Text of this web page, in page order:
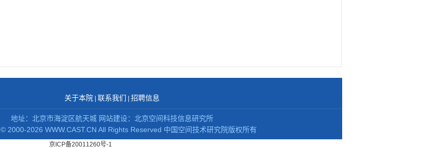
关于本院| 联系我们 招聘信息
地址：北京市海淀区航天城 网站建设：北京空间科技信息研究所
©2000-2026 WWW.CAST.CN All Rights Reserved 中国空间技术研究院版权所有
京ICP备20011260号-1